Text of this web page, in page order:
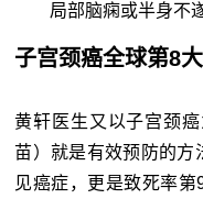
局部脑痫或半身不
子宫颈癌全球第8
黄轩医生又以子宫颈
苗）就是有效预防的方
见癌症，更是致死率